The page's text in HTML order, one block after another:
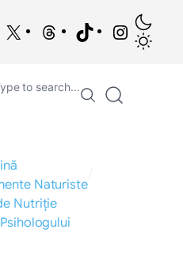
X ThreadsTikTok
to search…
Naturiste
Nutriție